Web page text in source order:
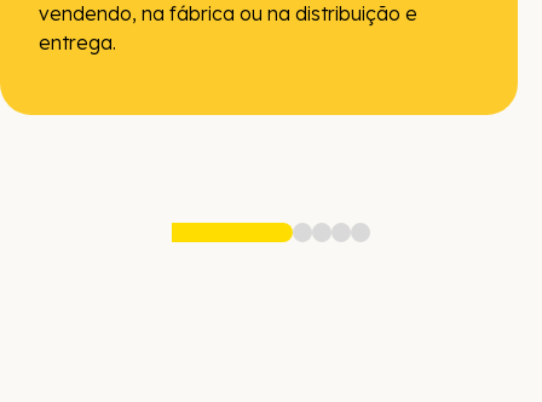
vendendo, na fábrica ou na distribuição e
entrega.